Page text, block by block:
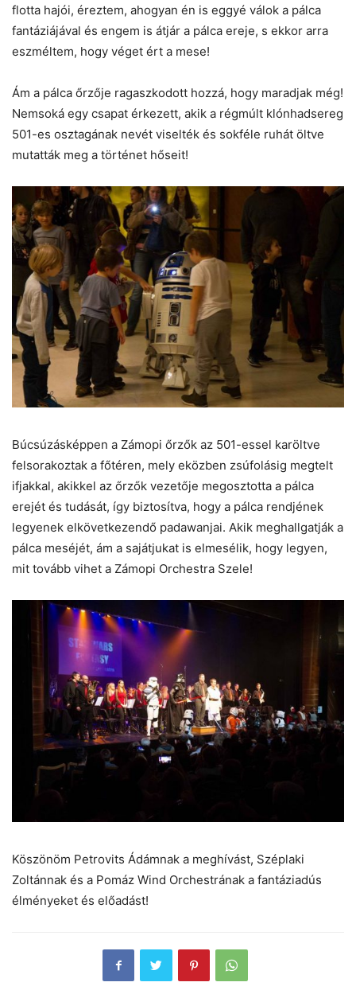
flotta hajói, éreztem, ahogyan én is eggyé válok a pálca
fantáziájával és engem is átjár a pálca ereje, s ekkor arra
eszméltem, hogy véget ért a mese!
Ám a pálca őrzője ragaszkodott hozzá, hogy maradjak még!
Nemsoká egy csapat érkezett, akik a régmúlt klónhadsereg
501-es osztagának nevét viselték és sokféle ruhát öltve
mutatták meg a történet hőseit!
Búcsúzásképpen a Zámopi őrzők az 501-essel karöltve
felsorakoztak a főtéren, mely eközben zsúfolásig megtelt
ifjakkal, akikkel az őrzők vezetője megosztotta a pálca
erejét és tudását, így biztosítva, hogy a pálca rendjének
legyenek elkövetkezendő padawanjai. Akik meghallgatják a
pálca meséjét, ám a sajátjukat is elmesélik, hogy legyen,
mit tovább vihet a Zámopi Orchestra Szele!
Köszönöm Petrovits Ádámnak a meghívást, Széplaki
Zoltánnak és a Pomáz Wind Orchestrának a fantáziadús
élményeket és előadást!